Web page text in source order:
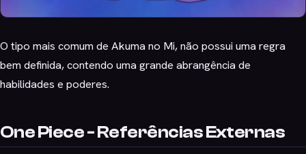
O tipo mais comum de Akuma no Mi, não possui uma regra
bem definida, contendo uma grande abrangência de
habilidades e poderes.
One Piece - Referências Externas